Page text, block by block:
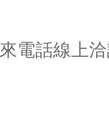
來電話線上